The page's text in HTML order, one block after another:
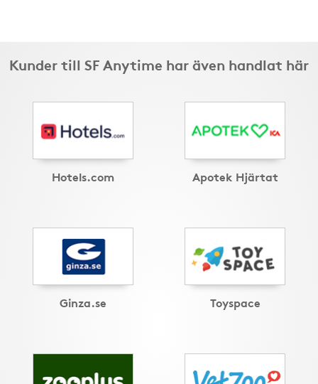
Kunder till SF Anytime har även handlat här
Hotels.com Apotek Hjärtat
Ginza.se Toyspace